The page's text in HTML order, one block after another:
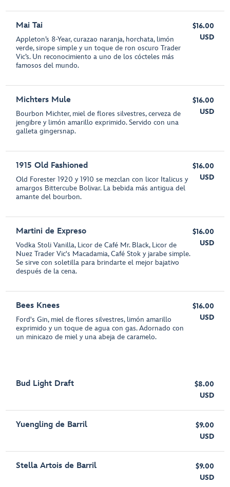
Mai Tai
Appleton’s 8-Year, curazao naranja, horchata, limón
verde, sirope simple y un toque de ron oscuro Trader
Vic’s. Un reconocimiento a uno de los cócteles más
famosos del mundo.
$16.00
USD
Michters Mule
Bourbon Michter, miel de flores silvestres, cerveza de
jengibre y limón amarillo exprimido. Servido con una
galleta gingersnap.
$16.00
USD
1915 Old Fashioned
Old Forester 1920 y 1910 se mezclan con licor Italicus y
amargos Bittercube Bolivar. La bebida más antigua del
amante del bourbon.
$16.00
USD
Martini de Expreso
Vodka Stoli Vanilla, Licor de Café Mr. Black, Licor de
Nuez Trader Vic's Macadamia, Café Stok y jarabe simple.
Se sirve con soletilla para brindarte el mejor bajativo
después de la cena.
$16.00
USD
Bees Knees
Ford's Gin, miel de flores silvestres, limón amarillo
exprimido y un toque de agua con gas. Adornado con
un minicazo de miel y una abeja de caramelo.
$16.00
USD
Bud Light Draft
$8.00
USD
Yuengling de Barril
$9.00
USD
Stella Artois de Barril
$9.00
USD